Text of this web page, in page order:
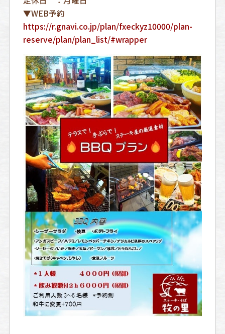
▼WEB予約
https://r.gnavi.co.jp/plan/fxeckyz10000/plan-
reserve/plan/plan_list/#wrapper